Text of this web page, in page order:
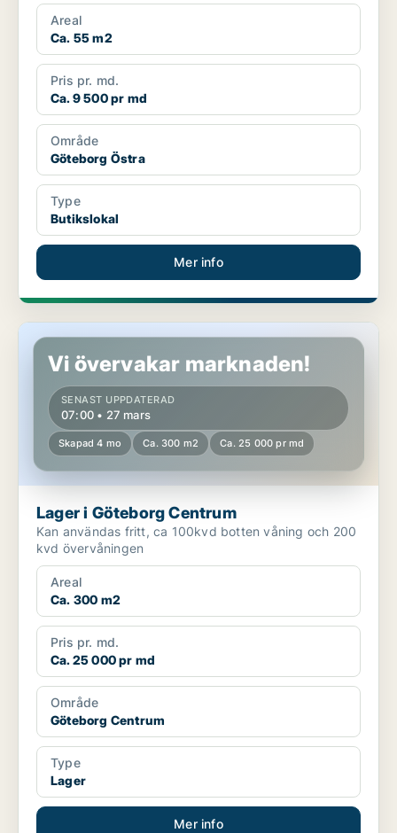
Areal
Ca. 55 m2
Pris pr. md.
Ca. 9 500 pr md
Område
Göteborg Östra
Type
Butikslokal
Mer info
Lager i Göteborg Centrum
Vi övervakar marknaden!
SENAST UPPDATERAD
07:00 • 27 mars
Skapad 4 mo Ca. 300 m2 Ca. 25 000 pr md
Lager i Göteborg Centrum
Kan användas fritt, ca 100kvd botten våning och 200
kvd övervåningen
Areal
Ca. 300 m2
Pris pr. md.
Ca. 25 000 pr md
Område
Göteborg Centrum
Type
Lager
Mer info